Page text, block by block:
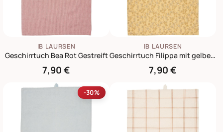
IB LAURSEN
Geschirrtuch Bea Rot Gestreift
7,90 €
IB LAURSEN
Geschirrtuch Filippa mit gelben Blumenranken
7,90 €
-30%